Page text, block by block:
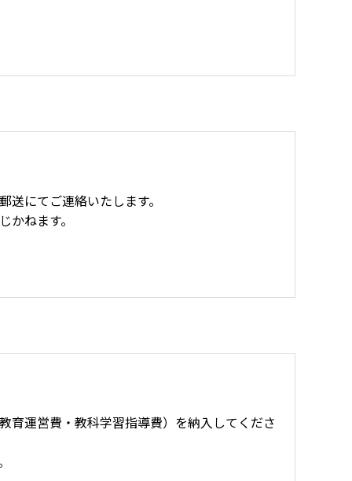
にてご連絡いたします。
ねます。
育運営費・教科学習指導費）を納入してくださ